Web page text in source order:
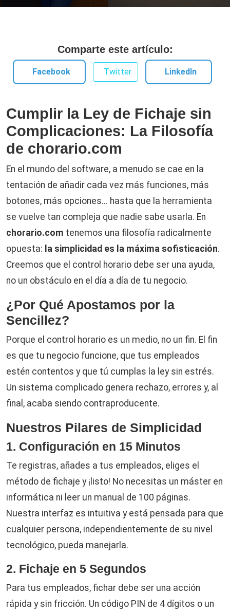
Comparte este artículo:
Facebook Twitter LinkedIn
Cumplir la Ley de Fichaje sin
Complicaciones: La Filosofía
de chorario.com
En el mundo del software, a menudo se cae en la
tentación de añadir cada vez más funciones, más
botones, más opciones... hasta que la herramienta
se vuelve tan compleja que nadie sabe usarla. En
chorario.com tenemos una filosofía radicalmente
opuesta: la simplicidad es la máxima sofisticación.
Creemos que el control horario debe ser una ayuda,
no un obstáculo en el día a día de tu negocio.
¿Por Qué Apostamos por la
Sencillez?
Porque el control horario es un medio, no un fin. El fin
es que tu negocio funcione, que tus empleados
estén contentos y que tú cumplas la ley sin estrés.
Un sistema complicado genera rechazo, errores y, al
final, acaba siendo contraproducente.
Nuestros Pilares de Simplicidad
1. Configuración en 15 Minutos
Te registras, añades a tus empleados, eliges el
método de fichaje y ¡listo! No necesitas un máster en
informática ni leer un manual de 100 páginas.
Nuestra interfaz es intuitiva y está pensada para que
cualquier persona, independientemente de su nivel
tecnológico, pueda manejarla.
2. Fichaje en 5 Segundos
Para tus empleados, fichar debe ser una acción
rápida y sin fricción. Un código PIN de 4 dígitos o un